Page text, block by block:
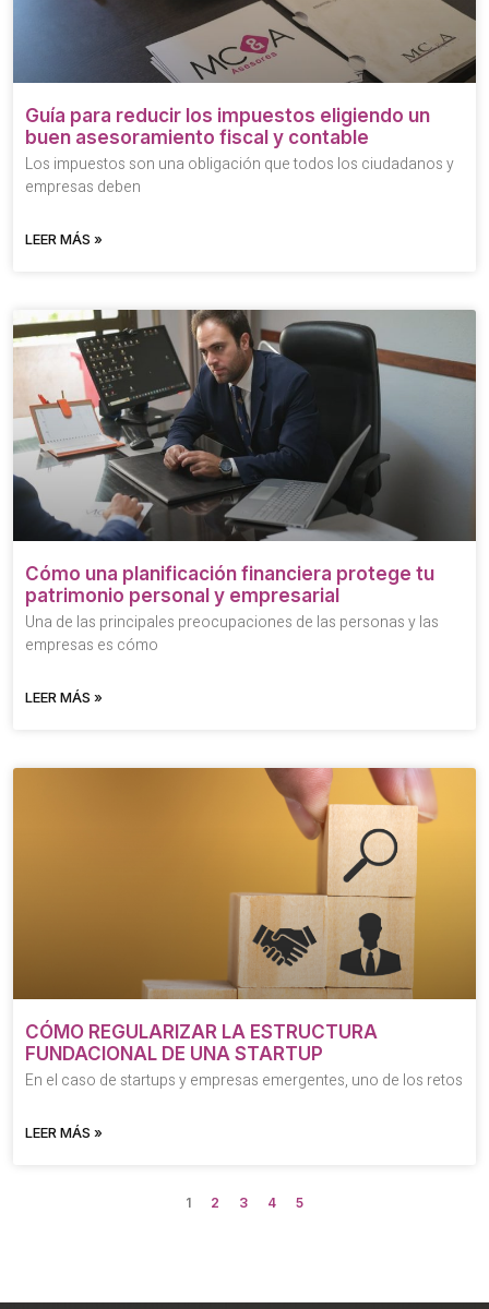
Guía para reducir los impuestos eligiendo un
buen asesoramiento fiscal y contable
Los impuestos son una obligación que todos los ciudadanos y
empresas deben
LEER MÁS »
Cómo una planificación financiera protege tu
patrimonio personal y empresarial
Una de las principales preocupaciones de las personas y las
empresas es cómo
LEER MÁS »
CÓMO REGULARIZAR LA ESTRUCTURA
FUNDACIONAL DE UNA STARTUP
En el caso de startups y empresas emergentes, uno de los retos
LEER MÁS »
1 2 3 4 5